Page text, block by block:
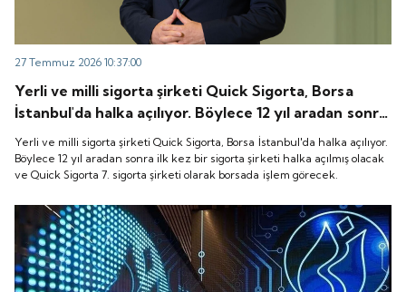
27 Temmuz 2026 10:37:00
Yerli ve milli sigorta şirketi Quick Sigorta, Borsa
İstanbul'da halka açılıyor. Böylece 12 yıl aradan sonra
ilk kez bir sigorta şirketi halka açılmış olacak ve
Quick Sigorta 7. sigorta şirketi olarak borsada işlem
görecek.
Yerli ve milli sigorta şirketi Quick Sigorta, Borsa İstanbul'da halka açılıyor.
Böylece 12 yıl aradan sonra ilk kez bir sigorta şirketi halka açılmış olacak
ve Quick Sigorta 7. sigorta şirketi olarak borsada işlem görecek.